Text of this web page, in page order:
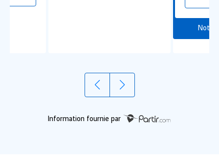
Notre
Information fournie par